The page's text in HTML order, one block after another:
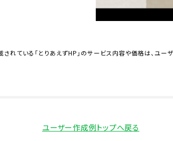
れている「とりあえずHP」のサービス内容や価格は、ユー
ユーザー作成例トップへ戻る